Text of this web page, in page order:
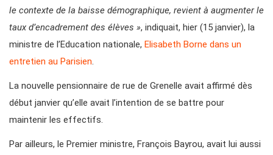
le contexte de la baisse démographique, revient à augmenter le
taux d’encadrement des élèves », indiquait, hier (15 janvier), la
ministre de l’Education nationale, Elisabeth Borne dans un
entretien au Parisien.
La nouvelle pensionnaire de rue de Grenelle avait affirmé dès
début janvier qu’elle avait l’intention de se battre pour
maintenir les effectifs.
Par ailleurs, le Premier ministre, François Bayrou, avait lui aussi